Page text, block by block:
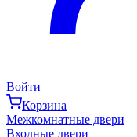
Войти
Корзина
Межкомнатные двери
Входные двери